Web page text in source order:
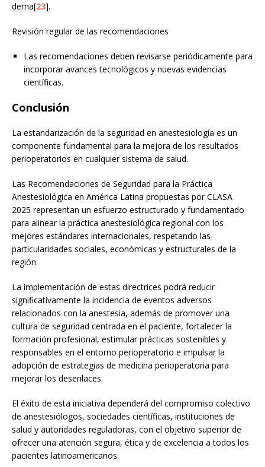
derna[23].
Revisión regular de las recomendaciones
Las recomendaciones deben revisarse periódicamente para
incorporar avances tecnológicos y nuevas evidencias
científicas.
Conclusión
La estandarización de la seguridad en anestesiología es un
componente fundamental para la mejora de los resultados
perioperatorios en cualquier sistema de salud.
Las Recomendaciones de Seguridad para la Práctica
Anestesiológica en América Latina propuestas por CLASA
2025 representan un esfuerzo estructurado y fundamentado
para alinear la práctica anestesiológica regional con los
mejores estándares internacionales, respetando las
particularidades sociales, económicas y estructurales de la
región.
La implementación de estas directrices podrá reducir
significativamente la incidencia de eventos adversos
relacionados con la anestesia, además de promover una
cultura de seguridad centrada en el paciente, fortalecer la
formación profesional, estimular prácticas sostenibles y
responsables en el entorno perioperatorio e impulsar la
adopción de estrategias de medicina perioperatoria para
mejorar los desenlaces.
El éxito de esta iniciativa dependerá del compromiso colectivo
de anestesiólogos, sociedades científicas, instituciones de
salud y autoridades reguladoras, con el objetivo superior de
ofrecer una atención segura, ética y de excelencia a todos los
pacientes latinoamericanos.